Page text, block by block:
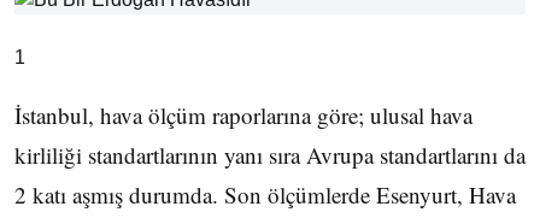
1
İstanbul, hava ölçüm raporlarına göre; ulusal hava
kirliliği standartlarının yanı sıra Avrupa standartlarını da
2 katı aşmış durumda. Son ölçümlerde Esenyurt, Hava